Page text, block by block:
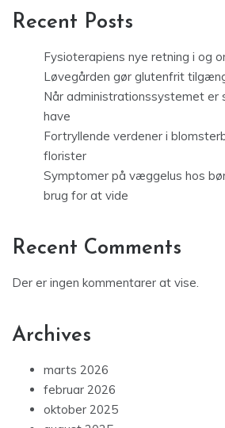
Recent Posts
Fysioterapiens nye retning i og
Løvegården gør glutenfrit
Når administrationssystemet er
have
Fortryllende verdener i
florister
Symptomer på væggelus hos
brug for at vide
Recent Comments
Der er ingen kommentarer at vise.
Archives
marts 2026
februar 2026
oktober 2025